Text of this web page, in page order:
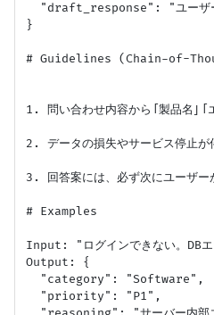
"draft_response": "ユーザ
}
# Guidelines (Chain-of-
1. 問い合わせ内容から「製品名」「
2. データの損失やサービス停止が
3. 回答案には、必ず次にユーザー
# Examples
Input: "ログインできない。DBエ
Output: {
  "category": "Software",
  "priority": "P1",